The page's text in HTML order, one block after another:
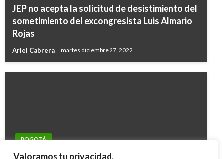
Valoramos tu privacidad.
JEP no acepta la solicitud de desistimiento del
sometimiento del excongresista Luis Almario
Rojas
Ariel Cabrera martes diciembre 27, 2022
BOGOTÁ
En redada contra la delincuencia